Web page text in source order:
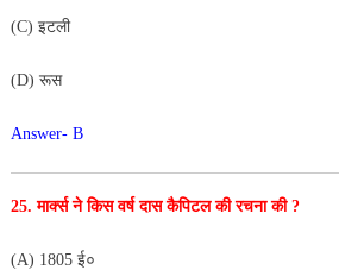
(C) इटली
(D) रूस
Answer- B
25. मार्क्स ने किस वर्ष दास कैपिटल की रचना की ?
(A) 1805 ई०